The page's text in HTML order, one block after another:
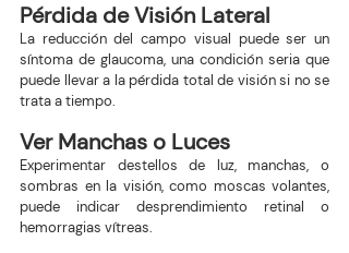
Pérdida de Visión Lateral
La reducción del campo visual puede ser un
síntoma de glaucoma, una condición seria que
puede llevar a la pérdida total de visión si no se
trata a tiempo.
Ver Manchas o Luces
Experimentar destellos de luz, manchas, o
sombras en la visión, como moscas volantes,
puede indicar desprendimiento retinal o
hemorragias vítreas.